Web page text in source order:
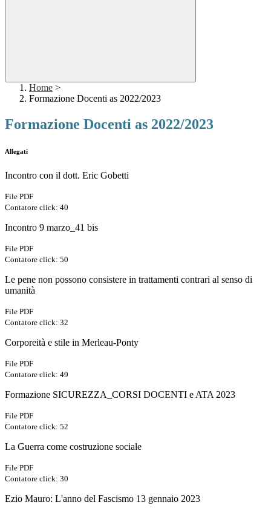
Home >
Formazione Docenti as 2022/2023
Formazione Docenti as 2022/2023
Allegati
Incontro con il dott. Eric Gobetti
File PDF
Contatore click: 40
Incontro 9 marzo_41 bis
File PDF
Contatore click: 50
Le pene non possono consistere in trattamenti contrari al senso di
umanità
File PDF
Contatore click: 32
Corporeità e stile in Merleau-Ponty
File PDF
Contatore click: 49
Formazione SICUREZZA_CORSI DOCENTI e ATA 2023
File PDF
Contatore click: 52
La Guerra come costruzione sociale
File PDF
Contatore click: 30
Ezio Mauro: L'anno del Fascismo 13 gennaio 2023